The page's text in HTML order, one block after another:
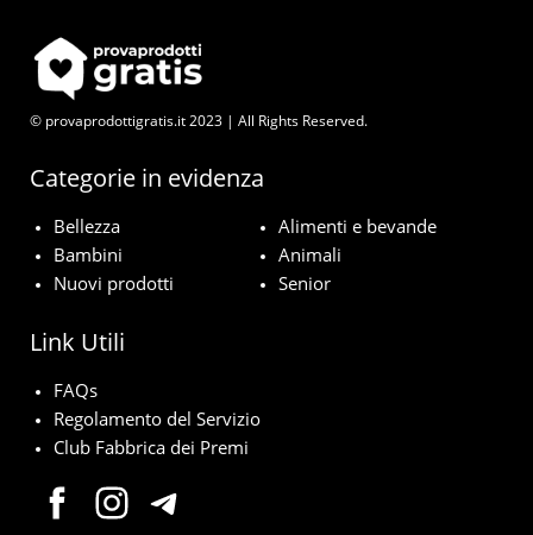
© provaprodottigratis.it 2023 | All Rights Reserved.
Categorie in evidenza
Bellezza
Alimenti e bevande
Bambini
Animali
Nuovi prodotti
Senior
Link Utili
FAQs
Regolamento del Servizio
Club Fabbrica dei Premi